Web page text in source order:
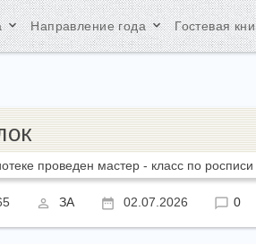
keyboard_arrow_down Направление года keyboard_arrow_down Гостевая
проведен мастер - класс по росписи
ЗА 02.07.2026 0